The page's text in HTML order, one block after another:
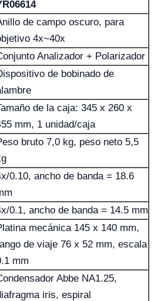
de campo oscuro, para
4x~40x
Analizador + Polarizador
de bobinado de
de la caja: 345 x 260 x
mm, 1 unidad/caja
bruto 7,0 kg, peso neto 5,5
0.10, ancho de banda = 18.6
0.1, ancho de banda = 14.5 mm
mecánica 145 x 140 mm,
de viaje 76 x 52 mm, escala
mm
Abbe NA1.25,
iris, espiral